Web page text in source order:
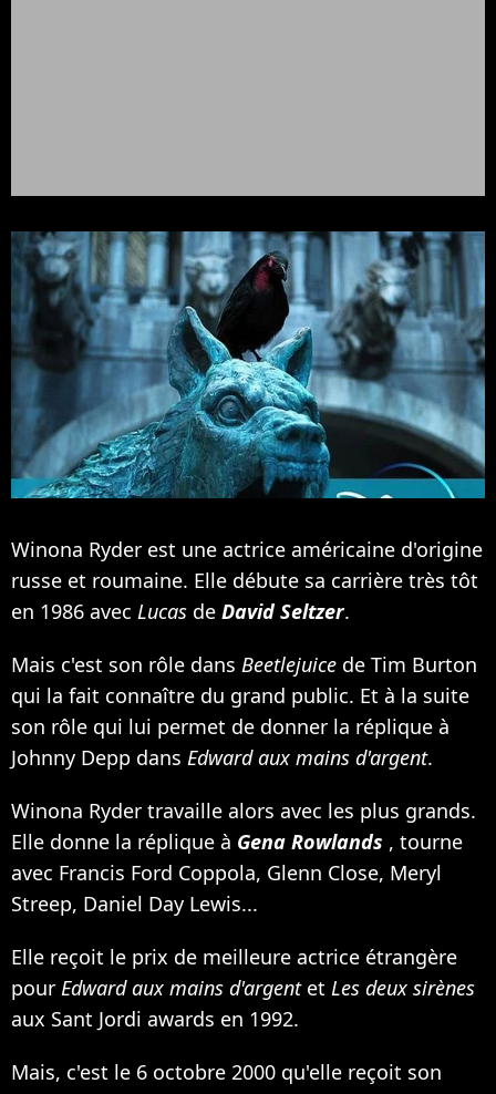
Winona Ryder est une actrice américaine d'origine
russe et roumaine. Elle débute sa carrière très tôt
en 1986 avec Lucas de David Seltzer.
Mais c'est son rôle dans Beetlejuice de Tim Burton
qui la fait connaître du grand public. Et à la suite
son rôle qui lui permet de donner la réplique à
Johnny Depp dans Edward aux mains d'argent.
Winona Ryder travaille alors avec les plus grands.
Elle donne la réplique à Gena Rowlands , tourne
avec Francis Ford Coppola, Glenn Close, Meryl
Streep, Daniel Day Lewis...
Elle reçoit le prix de meilleure actrice étrangère
pour Edward aux mains d'argentet Les deux sirènes
aux Sant Jordi awards en 1992.
Mais, c'est le 6 octobre 2000 qu'elle reçoit son